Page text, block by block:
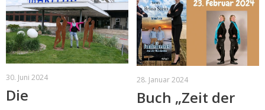
30. Juni 2024
Die
28. Januar 2024
Buch „Zeit der